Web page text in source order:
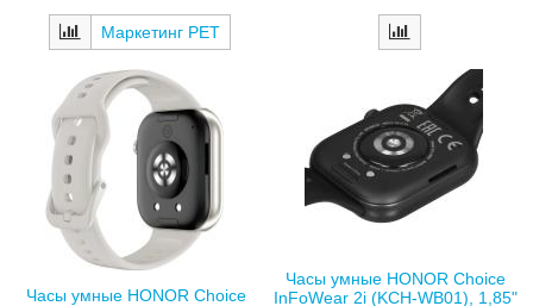
Маркетинг РЕТ
Часы умные HONOR Choice
Часы умные HONOR Choice
InFoWear 2i (KCH-WB01), 1,85"